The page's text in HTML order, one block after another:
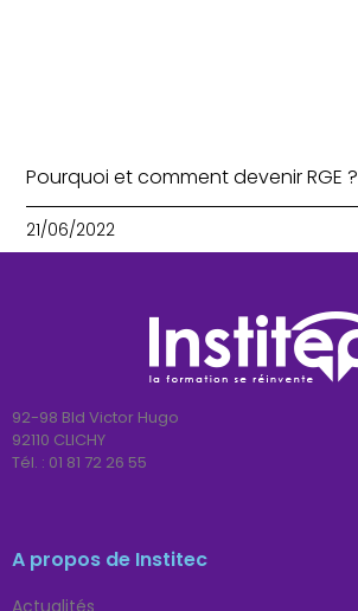
Pourquoi et comment devenir RGE ?
21/06/2022
92-98 Bld Victor Hugo
92110 CLICHY
Tél. : 01 81 72 26 55
A propos de Institec
Actualités